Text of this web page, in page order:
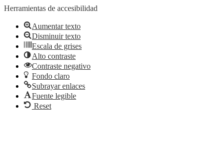
Herramientas de accesibilidad
Aumentar texto
Disminuir texto
Escala de grises
Alto contraste
Contraste negativo
Fondo claro
Subrayar enlaces
Fuente legible
Reset